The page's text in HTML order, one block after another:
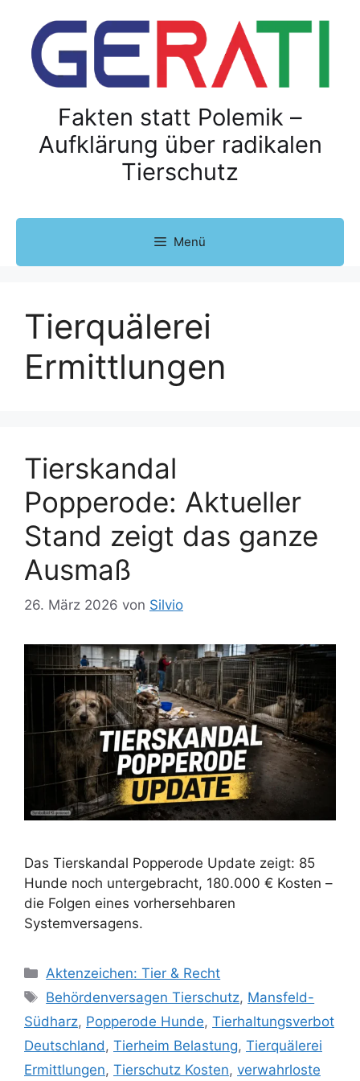
Fakten statt Polemik –
Aufklärung über radikalen
Tierschutz
Menü
Tierquälerei
Ermittlungen
Tierskandal
Popperode: Aktueller
Stand zeigt das ganze
Ausmaß
26. März 2026 von Silvio
Das Tierskandal Popperode Update zeigt: 85
Hunde noch untergebracht, 180.000 € Kosten –
die Folgen eines vorhersehbaren
Systemversagens.
K
a
e
g
o
Aktenzeichen: Tier & Recht
S
c
l
a
Behördenversagen Tierschutz, Mansfeld-
Südharz, Popperode Hunde, Tierhaltungsverbot
Deutschland , Tierheim Belastung, Tierquälerei
Ermittlungen, Tierschutz Kosten, verwahrloste